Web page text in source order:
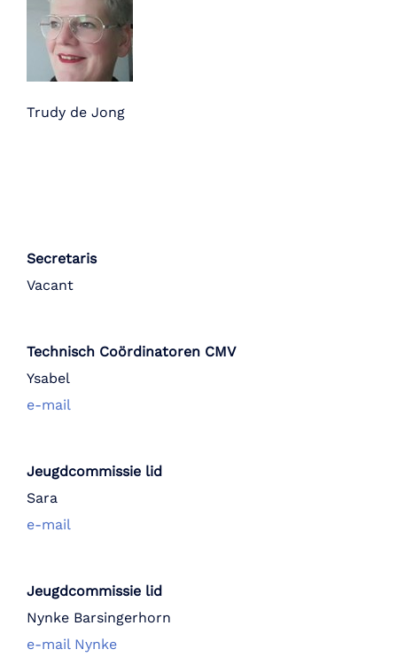
Trudy de Jong
Secretaris
Vacant
Technisch Coördinatoren CMV
Ysabel
e-mail
Jeugdcommissie lid
Sara
e-mail
Jeugdcommissie lid
Nynke Barsingerhorn
e-mail Nynke